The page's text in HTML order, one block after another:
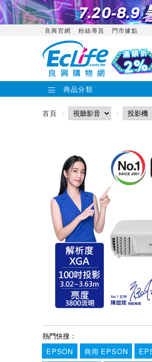
良興官網 粉絲專頁 門市據點
商品分類
首頁
熱門快搜：
EPSON
商用 EPSON